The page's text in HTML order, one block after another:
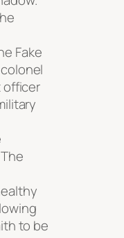
Fake
officer
to be